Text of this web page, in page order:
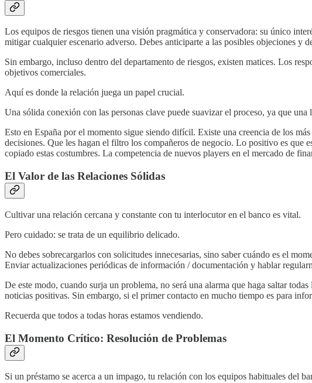
Los equipos de riesgos tienen una visión pragmática y conservadora: su único
mitigar cualquier escenario adverso. Debes anticiparte a las posibles objeciones y
Sin embargo, incluso dentro del departamento de riesgos, existen matices. Los
objetivos comerciales.
Aquí es donde la relación juega un papel crucial.
Una sólida conexión con las personas clave puede suavizar el proceso, ya que una
Esto en España por el momento sigue siendo difícil. Existe una creencia de los
decisiones. Que les hagan el filtro los compañeros de negocio. Lo positivo es que
copiado estas costumbres. La competencia de nuevos players en el mercado de
El Valor de las Relaciones Sólidas
Cultivar una relación cercana y constante con tu interlocutor en el banco es vital.
Pero cuidado: se trata de un equilibrio delicado.
No debes sobrecargarlos con solicitudes innecesarias, sino saber cuándo es el
Enviar actualizaciones periódicas de información / documentación y hablar
De este modo, cuando surja un problema, no será una alarma que haga saltar
noticias positivas. Sin embargo, si el primer contacto en mucho tiempo es para
Recuerda que todos a todas horas estamos vendiendo.
El Momento Crítico: Resolución de Problemas
Si un préstamo se acerca a un impago, tu relación con los equipos habituales del